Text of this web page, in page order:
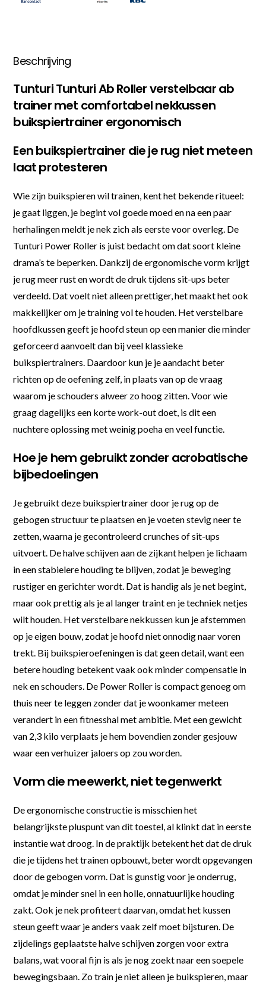
Beschrijving
Tunturi Tunturi Ab Roller verstelbaar ab
trainer met comfortabel nekkussen
buikspiertrainer ergonomisch
Een buikspiertrainer die je rug niet meteen
laat protesteren
Wie zijn buikspieren wil trainen, kent het bekende ritueel:
je gaat liggen, je begint vol goede moed en na een paar
herhalingen meldt je nek zich als eerste voor overleg. De
Tunturi Power Roller is juist bedacht om dat soort kleine
drama’s te beperken. Dankzij de ergonomische vorm krijgt
je rug meer rust en wordt de druk tijdens sit-ups beter
verdeeld. Dat voelt niet alleen prettiger, het maakt het ook
makkelijker om je training vol te houden. Het verstelbare
hoofdkussen geeft je hoofd steun op een manier die minder
geforceerd aanvoelt dan bij veel klassieke
buikspiertrainers. Daardoor kun je je aandacht beter
richten op de oefening zelf, in plaats van op de vraag
waarom je schouders alweer zo hoog zitten. Voor wie
graag dagelijks een korte work-out doet, is dit een
nuchtere oplossing met weinig poeha en veel functie.
Hoe je hem gebruikt zonder acrobatische
bijbedoelingen
Je gebruikt deze buikspiertrainer door je rug op de
gebogen structuur te plaatsen en je voeten stevig neer te
zetten, waarna je gecontroleerd crunches of sit-ups
uitvoert. De halve schijven aan de zijkant helpen je lichaam
in een stabielere houding te blijven, zodat je beweging
rustiger en gerichter wordt. Dat is handig als je net begint,
maar ook prettig als je al langer traint en je techniek netjes
wilt houden. Het verstelbare nekkussen kun je afstemmen
op je eigen bouw, zodat je hoofd niet onnodig naar voren
trekt. Bij buikspieroefeningen is dat geen detail, want een
betere houding betekent vaak ook minder compensatie in
nek en schouders. De Power Roller is compact genoeg om
thuis neer te leggen zonder dat je woonkamer meteen
verandert in een fitnesshal met ambitie. Met een gewicht
van 2,3 kilo verplaats je hem bovendien zonder gesjouw
waar een verhuizer jaloers op zou worden.
Vorm die meewerkt, niet tegenwerkt
De ergonomische constructie is misschien het
belangrijkste pluspunt van dit toestel, al klinkt dat in eerste
instantie wat droog. In de praktijk betekent het dat de druk
die je tijdens het trainen opbouwt, beter wordt opgevangen
door de gebogen vorm. Dat is gunstig voor je onderrug,
omdat je minder snel in een holle, onnatuurlijke houding
zakt. Ook je nek profiteert daarvan, omdat het kussen
steun geeft waar je anders vaak zelf moet bijsturen. De
zijdelings geplaatste halve schijven zorgen voor extra
balans, wat vooral fijn is als je nog zoekt naar een soepele
bewegingsbaan. Zo train je niet alleen je buikspieren, maar